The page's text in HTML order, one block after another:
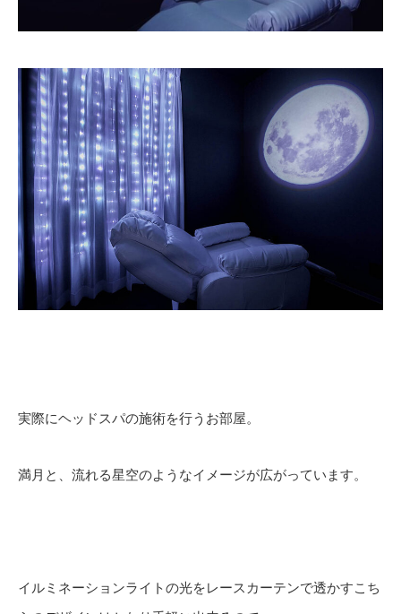
実際にヘッドスパの施術を行うお部屋。
満月と、流れる星空のようなイメージが広がっています。
イルミネーションライトの光をレースカーテンで透かすこち